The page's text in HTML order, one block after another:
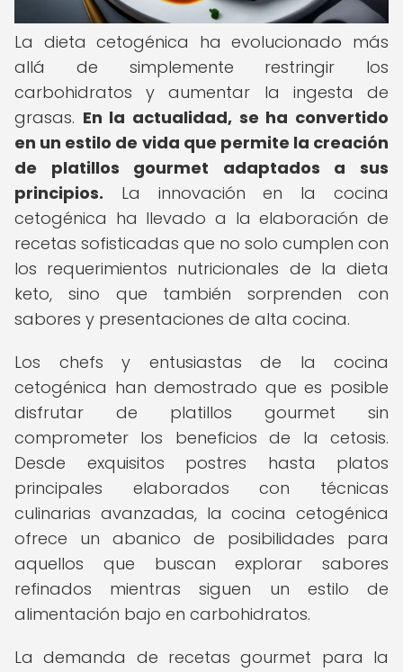
La dieta cetogénica ha evolucionado más
allá de simplemente restringir los
carbohidratos y aumentar la ingesta de
grasas. En la actualidad, se ha convertido
en un estilo de vida que permite la creación
de platillos gourmet adaptados a sus
principios. La innovación en la cocina
cetogénica ha llevado a la elaboración de
recetas sofisticadas que no solo cumplen con
los requerimientos nutricionales de la dieta
keto, sino que también sorprenden con
sabores y presentaciones de alta cocina.
Los chefs y entusiastas de la cocina
cetogénica han demostrado que es posible
disfrutar de platillos gourmet sin
comprometer los beneficios de la cetosis.
Desde exquisitos postres hasta platos
principales elaborados con técnicas
culinarias avanzadas, la cocina cetogénica
ofrece un abanico de posibilidades para
aquellos que buscan explorar sabores
refinados mientras siguen un estilo de
alimentación bajo en carbohidratos.
La demanda de recetas gourmet para la